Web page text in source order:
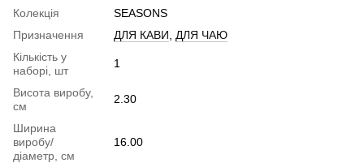
Колекція
SEASONS
Призначення
ДЛЯ КАВИ
ДЛЯ ЧАЮ
Кількість у
наборі, шт
1
Висота виробу,
см
2.30
Ширина
виробу/
діаметр, см
16.00